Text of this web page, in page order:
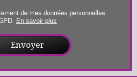
de mes données personnelles
En savoir plus